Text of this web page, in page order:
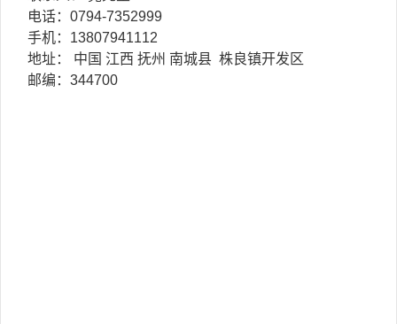
电话：0794-7352999
手机：13807941112
地址： 中国 江西 抚州 南城县 株良镇开发区
邮编：344700